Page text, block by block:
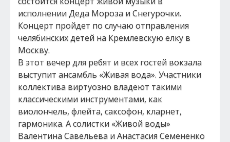
исполнении Деда Мороза и Снегурочки.
Концерт пройдет по случаю отправления
челябинских детей на Кремлевскую елку в
Москву.
В этот вечер для ребят и всех гостей вокзала
выступит ансамбль «Живая вода». Участники
коллектива виртуозно владеют такими
классическими инструментами, как
виолончель, флейта, саксофон, кларнет,
гармоника. А солистки «Живой воды»
Валентина Савельева и Анастасия Семененко